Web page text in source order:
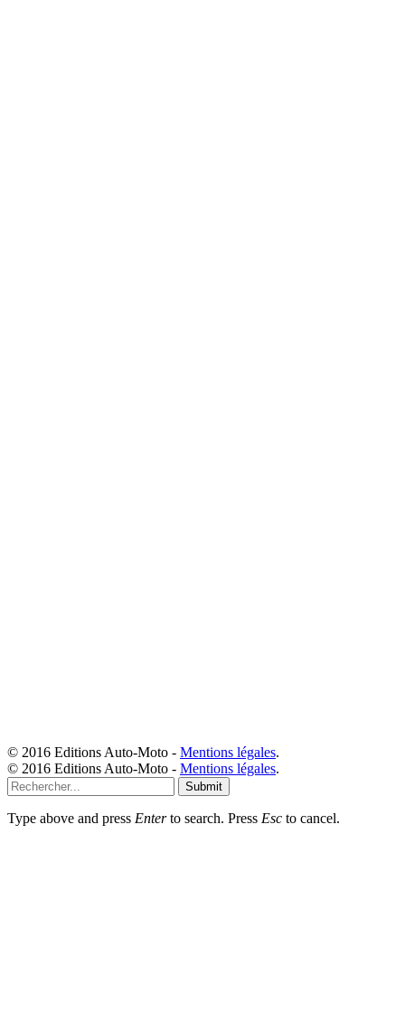
© 2016 Editions Auto-Moto - Mentions légales.
© 2016 Editions Auto-Moto - Mentions légales.
Submit
Type above and press Enterto search. Press Esc to cancel.